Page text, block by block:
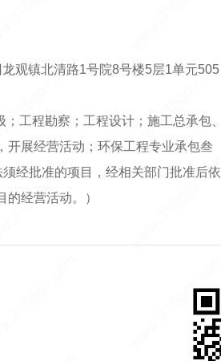
观镇北清路1号院8号楼5层1单元505
工程勘察；工程设计；施工总承包、
开展经营活动；环保工程专业承包叁
经批准的项目，经相关部门批准后依
经营活动。）